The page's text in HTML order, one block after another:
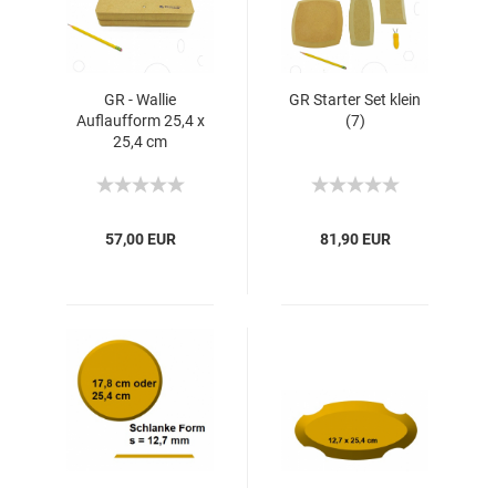
GR - Wallie
Auflaufform 25,4 x
25,4 cm
57,00 EUR
GR Starter Set klein
(7)
81,90 EUR